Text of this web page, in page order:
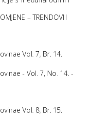
– TRENDOVI I
Vol. 7, Br. 14.
- Vol. 7, No. 14. -
Vol. 8, Br. 15.